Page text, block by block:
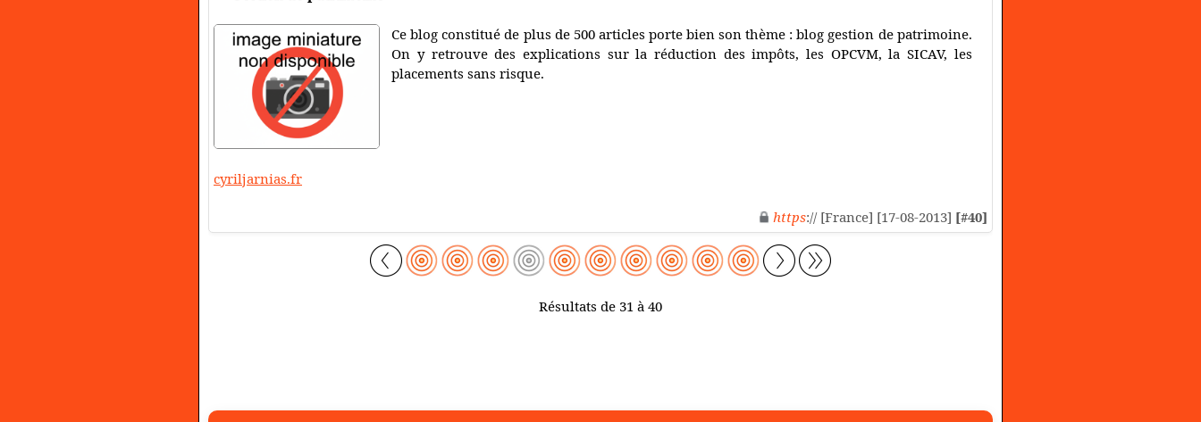
Ce blog constitué de plus de 500 articles porte bien son thème : blog gestion de patrimoine.
On y retrouve des explications sur la réduction des impôts, les OPCVM, la SICAV, les
placements sans risque.
cyriljarnias.fr
https:// [France] [17-08-2013] [#40]
Résultats de 31 à 40